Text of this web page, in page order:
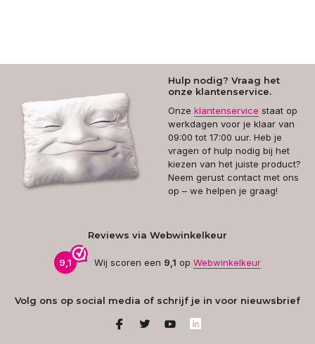
Hulp nodig? Vraag het
onze klantenservice.
Onze klantenservice staat op
werkdagen voor je klaar van
09:00 tot 17:00 uur. Heb je
vragen of hulp nodig bij het
kiezen van het juiste product?
Neem gerust contact met ons
op – we helpen je graag!
Reviews via Webwinkelkeur
9,1 Wij scoren een 9,1 op Webwinkelkeur
Volg ons op social media of schrijf je in voor nieuwsbrief